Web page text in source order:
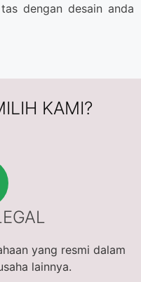
dengan desain anda
KAMI?
yang resmi dalam
lainnya.